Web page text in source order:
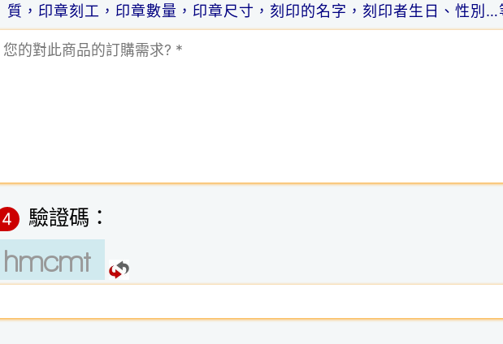
質，印章刻工，印章數量，印章尺寸，刻印的名字，刻印者生日、性別…
4 驗證碼：